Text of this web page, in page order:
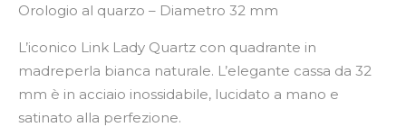
Orologio al quarzo – Diametro 32 mm
L’iconico Link Lady Quartz con quadrante in
madreperla bianca naturale. L’elegante cassa da 32
mm è in acciaio inossidabile, lucidato a mano e
satinato alla perfezione.